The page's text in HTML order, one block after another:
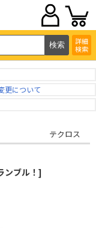
詳細
検索
更について
テクロス
ンブル！]